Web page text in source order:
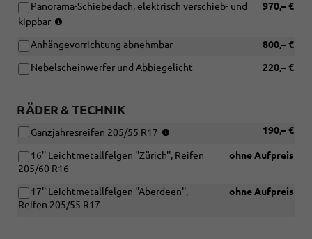
970,– €
Panorama-Schiebedach, elektrisch verschieb- und
kippbar
entfällt
der
Panoramadachs)
800,– €
Anhängevorrichtung abnehmbar
220,– €
Nebelscheinwerfer und Abbiegelicht
RÄDER & TECHNIK
190,– €
Ganzjahresreifen 205/55 R17
Verbindung
Standard-
ohne Aufpreis
16'' Leichtmetallfelgen ''Zürich'', Reifen
205/60 R16
ohne Aufpreis
17'' Leichtmetallfelgen ''Aberdeen'',
Reifen 205/55 R17